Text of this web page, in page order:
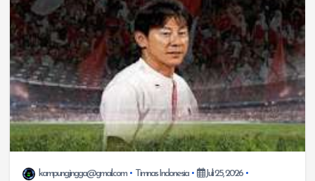
kampungjingga@gmail.com Timnas Indonesia
Juli 25, 2026